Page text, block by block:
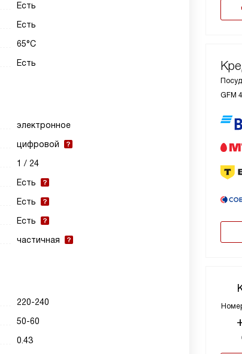
GFM
Есть
Есть
65°С
Есть
электронное
цифровой
1 / 24
Есть
Есть
Есть
частичная
220-240
50-60
0.43